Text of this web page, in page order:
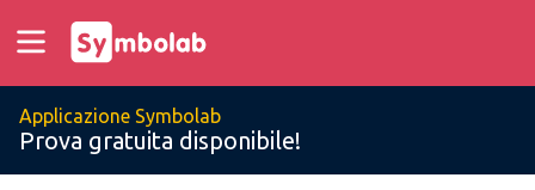
Applicazione Symbolab
Prova gratuita disponibile!